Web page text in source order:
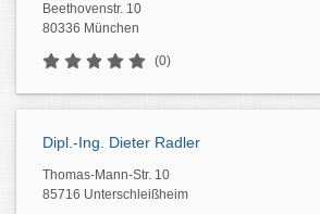
Beethovenstr. 10
80336 München
(0)
Dipl.-Ing. Dieter Radler
Thomas-Mann-Str. 10
85716 Unterschleißheim